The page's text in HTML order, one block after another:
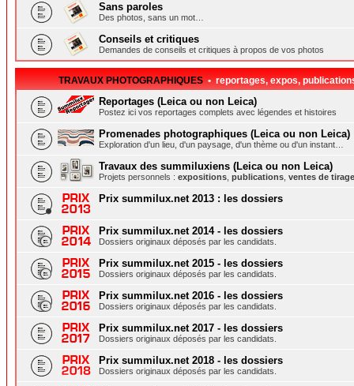
Sans paroles
Des photos, sans un mot…
Conseils et critiques
Demandes de conseils et critiques à propos de vos photos
TRAVAUX PHOTOGRAPHIQUES• reportages, expos,
Reportages (Leica ou non Leica)
Postez ici vos reportages complets avec légendes et histoires
Promenades photographiques (Leica ou non Leica)
Exploration d'un lieu, d'un paysage, d'un thème ou d'un instant…
Travaux des summiluxiens (Leica ou non Leica)
Projets personnels : expositions publications ventes de
Prix summilux.net 2013 : les dossiers
Prix summilux.net 2014 - les dossiers
Dossiers originaux déposés par les candidats.
Prix summilux.net 2015 - les dossiers
Dossiers originaux déposés par les candidats.
Prix summilux.net 2016 - les dossiers
Dossiers originaux déposés par les candidats.
Prix summilux.net 2017 - les dossiers
Dossiers originaux déposés par les candidats.
Prix summilux.net 2018 - les dossiers
Dossiers originaux déposés par les candidats.